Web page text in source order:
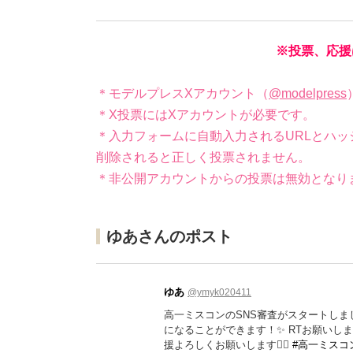
※投票、応援
＊モデルプレスXアカウント（@modelpress
＊X投票にはXアカウントが必要です。
＊入力フォームに自動入力されるURLとハッ
削除されると正しく投票されません。
＊非公開アカウントからの投票は無効となり
ゆあさんのポスト
ゆあ @ymyk020411
高一ミスコンのSNS審査がスタートし
になることができます！✨️ RTお願いし
援よろしくお願いします🙇‍♀️ #高一ミスコ